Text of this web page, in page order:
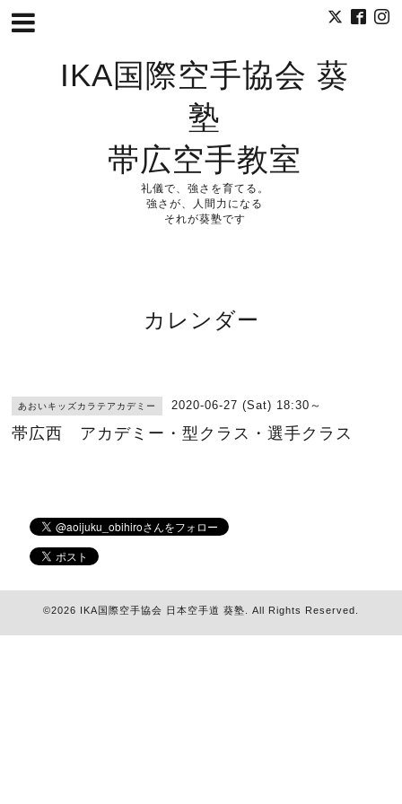
IKA国際空手協会 葵
塾
帯広空手教室
礼儀で、強さを育てる。
強さが、人間力になる
それが葵塾です
カレンダー
あおいキッズカラテアカデミー 2020-06-27 (Sat) 18:30～
帯広西 アカデミー・型クラス・選手クラス
©2026 IKA国際空手協会 日本空手道 葵塾 . All Rights Reserved.